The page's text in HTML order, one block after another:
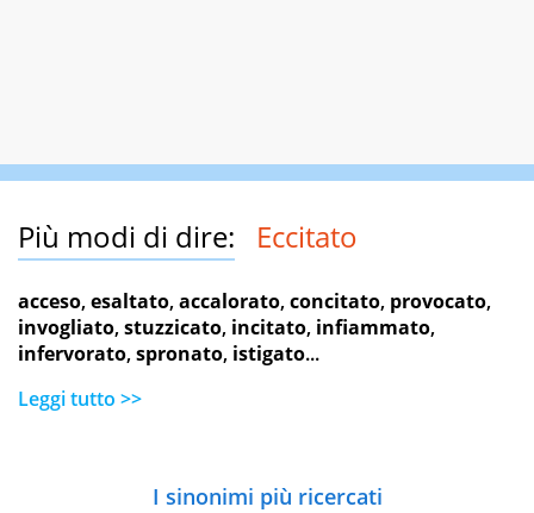
Più modi di dire: Eccitato
acceso,esaltato,accalorato,concitato, provocato,
invogliato,stuzzicato, incitato, infiammato,
infervorato,spronato, istigato...
Leggi tutto >>
I sinonimi più ricercati